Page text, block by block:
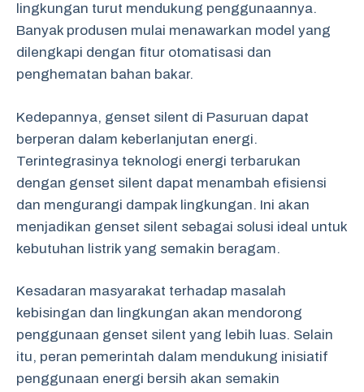
lingkungan turut mendukung penggunaannya.
Banyak produsen mulai menawarkan model yang
dilengkapi dengan fitur otomatisasi dan
penghematan bahan bakar.
Kedepannya, genset silent di Pasuruan dapat
berperan dalam keberlanjutan energi.
Terintegrasinya teknologi energi terbarukan
dengan genset silent dapat menambah efisiensi
dan mengurangi dampak lingkungan. Ini akan
menjadikan genset silent sebagai solusi ideal untuk
kebutuhan listrik yang semakin beragam.
Kesadaran masyarakat terhadap masalah
kebisingan dan lingkungan akan mendorong
penggunaan genset silent yang lebih luas. Selain
itu, peran pemerintah dalam mendukung inisiatif
penggunaan energi bersih akan semakin